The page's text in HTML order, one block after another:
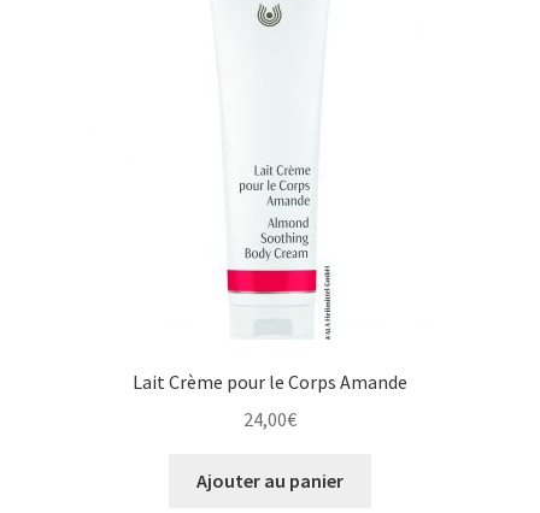
Lait Crème pour le Corps Amande
24,00€
Ajouter au panier